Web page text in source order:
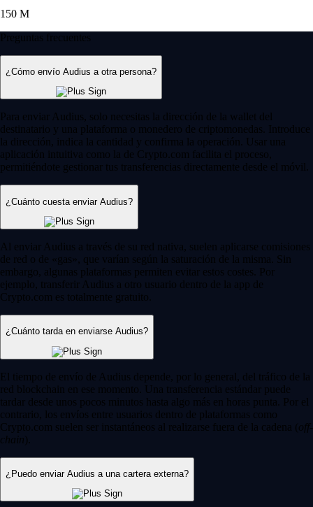
150 M
Preguntas frecuentes
¿Cómo envío Audius a otra persona?
Para enviar Audius, solo necesitas la dirección de la wallet del
destinatario y una plataforma o monedero de criptomonedas. Introduce
la dirección, indica la cantidad y confirma la operación. Usar una
aplicación intuitiva como la de Crypto.com facilita el proceso,
permitiéndote gestionar tus transferencias directamente desde el móvil.
¿Cuánto cuesta enviar Audius?
Al enviar Audius a través de su red nativa, suelen aplicarse comisiones
de red o de «gas», que varían según la saturación de la misma. Sin
embargo, algunas plataformas permiten evitar estos costes. Por
ejemplo, transferir Audius a otro usuario dentro de la app de
Crypto.com es totalmente gratuito.
¿Cuánto tarda en enviarse Audius?
El tiempo de envío de Audius depende, por lo general, del tráfico de la
red blockchain en ese momento. Una transferencia estándar puede
tardar desde unos pocos minutos hasta algo más en horas punta. Por el
contrario, los envíos entre usuarios dentro de plataformas como
Crypto.com suelen ser instantáneos al realizarse fuera de la cadena (off-
chain ).
¿Puedo enviar Audius a una cartera externa?